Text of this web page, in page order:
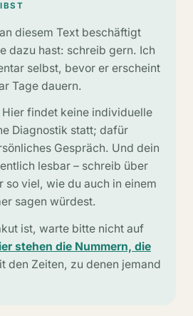
diesem Text beschäftigt
dazu hast: schreib gern. Ich
selbst, bevor er erscheint
Tage dauern.
findet keine individuelle
Diagnostik statt; dafür
Gespräch. Und dein
lesbar – schreib über
so viel, wie du auch in einem
sagen würdest.
ist, warte bitte nicht auf
stehen die Nummern, die
den Zeiten, zu denen jemand